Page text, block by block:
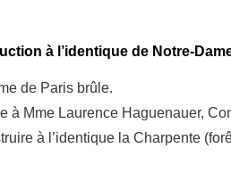
à l’identique de Notre-
de Paris brûle.
à Mme Laurence Haguenauer,
à l’identique la Charpente